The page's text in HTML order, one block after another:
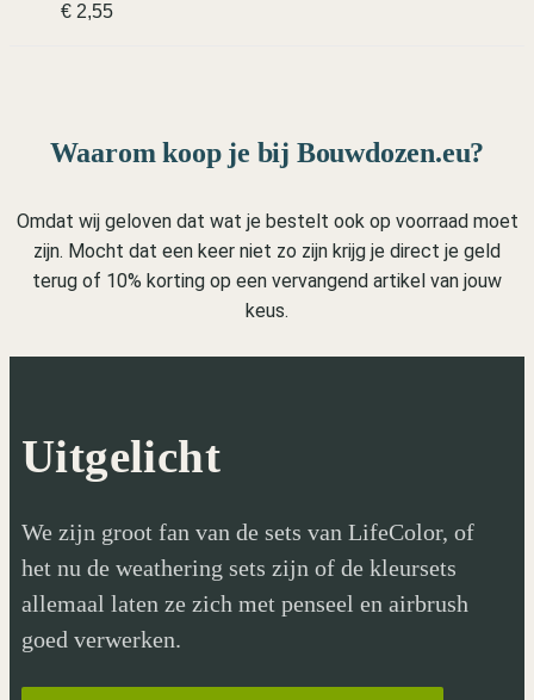
€ 2,55
Waarom koop je bij Bouwdozen.eu?
Omdat wij geloven dat wat je bestelt ook op voorraad moet
zijn. Mocht dat een keer niet zo zijn krijg je direct je geld
terug of 10% korting op een vervangend artikel van jouw
keus.
Uitgelicht
We zijn groot fan van de sets van LifeColor, of
het nu de weathering sets zijn of de kleursets
allemaal laten ze zich met penseel en airbrush
goed verwerken.